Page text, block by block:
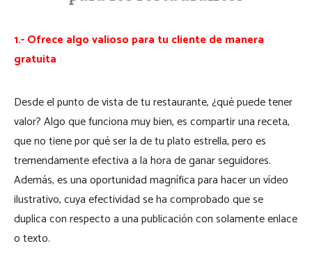
1.- Ofrece algo valioso para tu cliente de manera
gratuita
Desde el punto de vista de tu restaurante, ¿qué puede tener
valor? Algo que funciona muy bien, es compartir una receta,
que no tiene por qué ser la de tu plato estrella, pero es
tremendamente efectiva a la hora de ganar seguidores.
Además, es una oportunidad magnífica para hacer un vídeo
ilustrativo, cuya efectividad se ha comprobado que se
duplica con respecto a una publicación con solamente enlace
o texto.